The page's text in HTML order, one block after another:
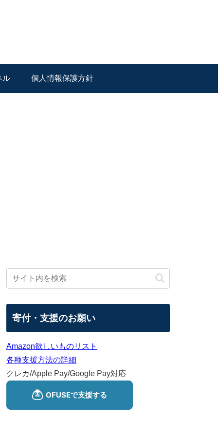
ル 個人情報保護方針
寄付・支援のお願い
Amazon欲しいものリスト
各種支援方法の詳細
クレカ/Apple Pay/Google Pay対応